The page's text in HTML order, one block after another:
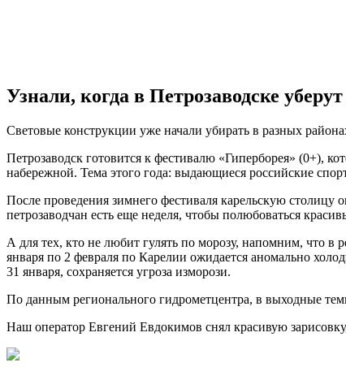
Узнали, когда в Петрозаводске
Световые конструкции уже начали убирать в разных
Петрозаводск готовится к фестивалю «Гиперборея» (0+),
набережной. Тема этого года: выдающиеся российские
После проведения зимнего фестиваля карельскую
петрозаводчан есть еще неделя, чтобы полюбоваться
А для тех, кто не любит гулять по морозу, напомним, что в
января по 2 февраля по Карелии ожидается аномально
31 января, сохраняется угроза изморози.
По данным регионального гидрометцентра, в выходные
Наш оператор Евгений Евдокимов снял красивую